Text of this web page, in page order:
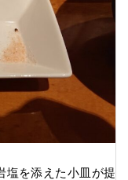
塩を添えた小皿が提